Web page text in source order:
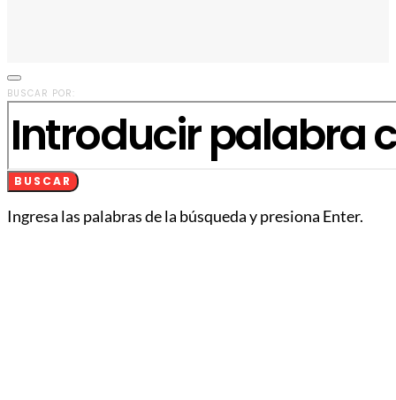
BUSCAR POR:
BUSCAR
Ingresa las palabras de la búsqueda y presiona Enter.